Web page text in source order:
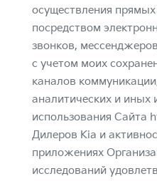
осуществления
посредством
звонков,
с учетом моих
каналов
аналитических и иных
использования Сайта
Дилеров Kia и
приложениях
исследований